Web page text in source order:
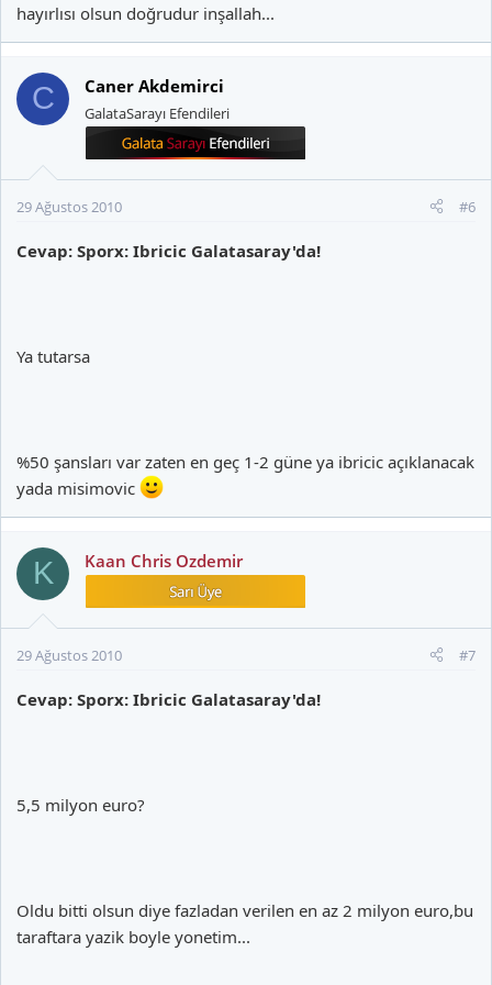
hayırlısı olsun doğrudur inşallah...
C Caner Akdemirci
GalataSarayı Efendileri
29 Ağustos 2010 #6
Cevap: Sporx: Ibricic Galatasaray'da!
Ya tutarsa
%50 şansları var zaten en geç 1-2 güne ya ibricic açıklanacak
yada misimovic
K Kaan Chris Ozdemir
29 Ağustos 2010 #7
Cevap: Sporx: Ibricic Galatasaray'da!
5,5 milyon euro?
Oldu bitti olsun diye fazladan verilen en az 2 milyon euro,bu
taraftara yazik boyle yonetim...